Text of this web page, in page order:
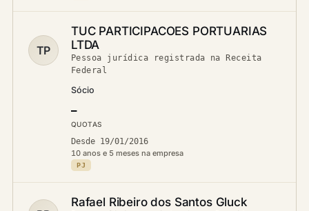
TP
TUC PARTICIPACOES PORTUARIAS
LTDA
Pessoa jurídica registrada na Receita
Federal
Sócio
—
QUOTAS
Desde 19/01/2016
10 anos e 5 meses na empresa
PJ
Rafael Ribeiro dos Santos Gluck